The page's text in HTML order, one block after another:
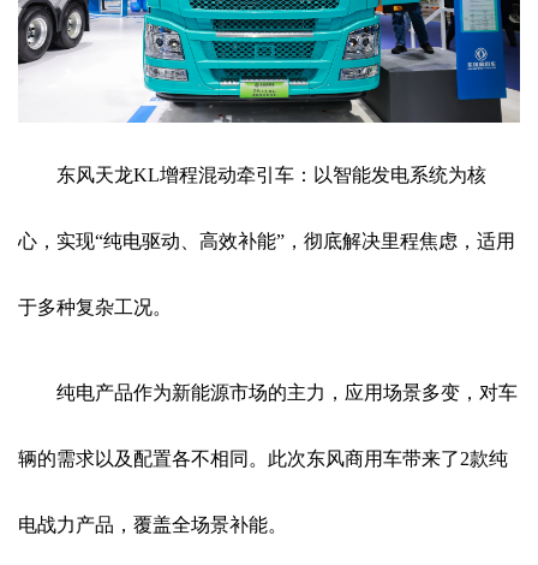
东风天龙KL增程混动牵引车：以智能发电系统为核
心，实现“纯电驱动、高效补能”，彻底解决里程焦虑，适用
于多种复杂工况。
纯电产品作为新能源市场的主力，应用场景多变，对车
辆的需求以及配置各不相同。此次东风商用车带来了2款纯
电战力产品，覆盖全场景补能。